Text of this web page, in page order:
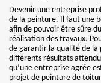
Devenir une entreprise
de la peinture. Il faut une
afin de pouvoir être sûre
réalisation des travaux.
de garantir la qualité de
différents résultats
qu’une entreprise agrée
projet de peinture de